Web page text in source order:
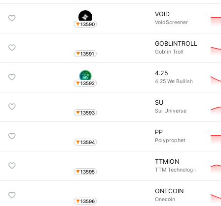
13590
VOID
VoidScreener
13591
GOBLINTROLL
Goblin Troll
13592
4.25
4.25 We Bullish
13593 Sui Universe
13594 Polyprophet
13595
TTMION
TTM Technologies
13596
ONECOIN
Onecoin